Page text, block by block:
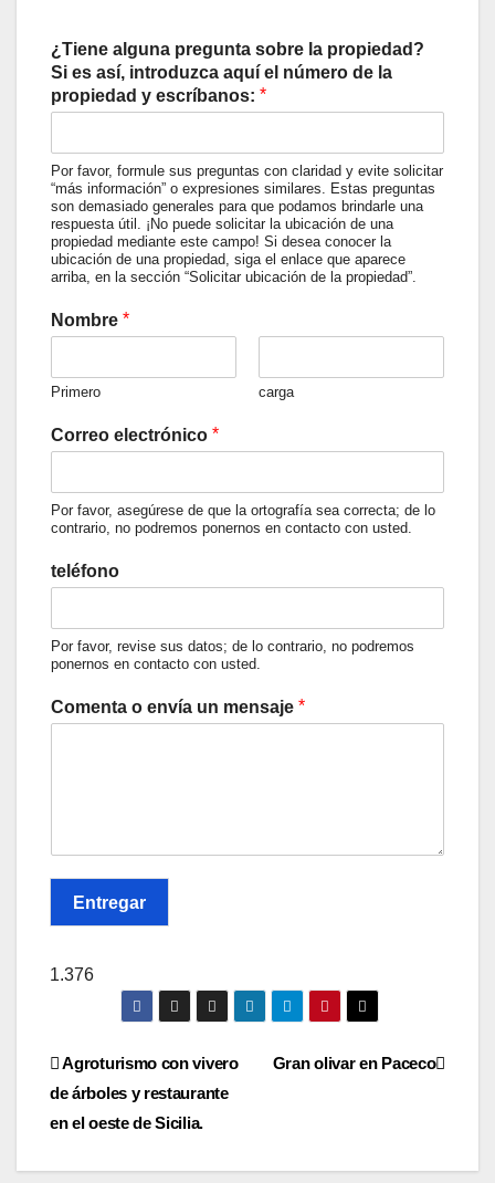
¿Tiene alguna pregunta sobre la propiedad?
Si es así, introduzca aquí el número de la
propiedad y escríbanos: *
Por favor, formule sus preguntas con claridad y evite solicitar
“más información” o expresiones similares. Estas preguntas
son demasiado generales para que podamos brindarle una
respuesta útil. ¡No puede solicitar la ubicación de una
propiedad mediante este campo! Si desea conocer la
ubicación de una propiedad, siga el enlace que aparece
arriba, en la sección “Solicitar ubicación de la propiedad”.
Nombre *
Primero carga
Correo electrónico *
Por favor, asegúrese de que la ortografía sea correcta; de lo
contrario, no podremos ponernos en contacto con usted.
teléfono
Por favor, revise sus datos; de lo contrario, no podremos
ponernos en contacto con usted.
Comenta o envía un mensaje *
Entregar
1.376
Navegación
de
entradas
Gran olivar en Paceco
Agroturismo con vivero
de árboles y restaurante
en el oeste de Sicilia.